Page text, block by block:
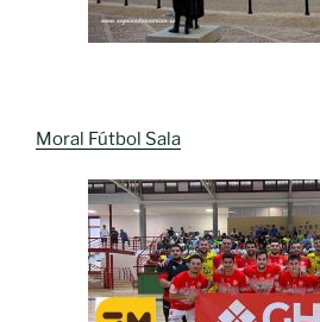
Moral Fútbol Sala